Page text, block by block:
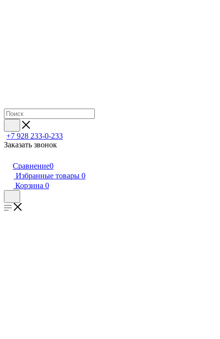
+7 928 233-0-233
Заказать звонок
Сравнение0
Избранные товары 0
Корзина 0